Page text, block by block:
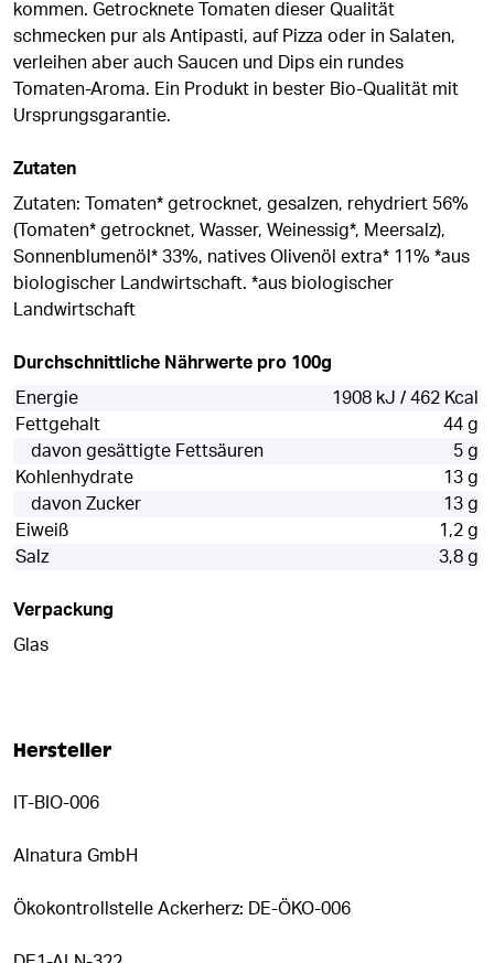
kommen. Getrocknete Tomaten dieser Qualität
schmecken pur als Antipasti, auf Pizza oder in Salaten,
verleihen aber auch Saucen und Dips ein rundes
Tomaten-Aroma. Ein Produkt in bester Bio-Qualität mit
Ursprungsgarantie.
Zutaten
Zutaten: Tomaten* getrocknet, gesalzen, rehydriert 56%
(Tomaten* getrocknet, Wasser, Weinessig*, Meersalz),
Sonnenblumenöl* 33%, natives Olivenöl extra* 11% *aus
biologischer Landwirtschaft. *aus biologischer
Landwirtschaft
Durchschnittliche Nährwerte pro 100g
Energie
1908 kJ / 462 Kcal
Fettgehalt
44 g
davon gesättigte Fettsäuren
5 g
Kohlenhydrate
13 g
davon Zucker
13 g
Eiweiß
1,2 g
Salz
3,8 g
Verpackung
Glas
Hersteller
IT-BIO-006
Alnatura GmbH
Ökokontrollstelle Ackerherz: DE-ÖKO-006